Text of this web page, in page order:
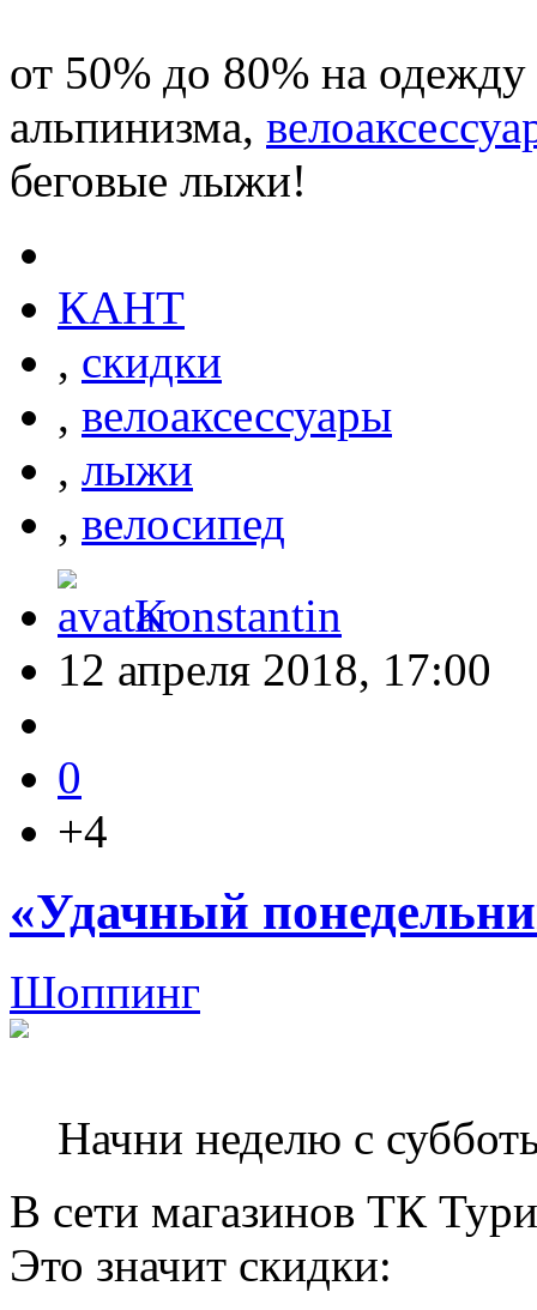
от 50% до 80% на
альпинизма,
беговые лыжи!
КАНТ
, скидки
, велоаксессуары
, лыжи
, велосипед
Konstantin
12 апреля 2018, 17:00
0
+4
«Удачный
Шоппинг
Начни неделю с
В сети магазинов ТК
Это значит скидки: